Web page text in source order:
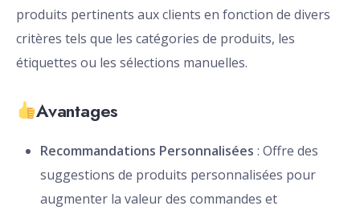
produits pertinents aux clients en fonction de divers
critères tels que les catégories de produits, les
étiquettes ou les sélections manuelles.
Avantages
Recommandations Personnalisées : Offre des
suggestions de produits personnalisées pour
augmenter la valeur des commandes et